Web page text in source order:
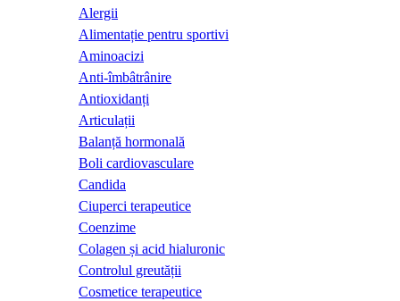
Alergii
Alimentație pentru sportivi
Aminoacizi
Anti-îmbâtrânire
Antioxidanți
Articulații
Balanță hormonală
Boli cardiovasculare
Candida
Ciuperci terapeutice
Coenzime
Colagen și acid hialuronic
Controlul greutății
Cosmetice terapeutice